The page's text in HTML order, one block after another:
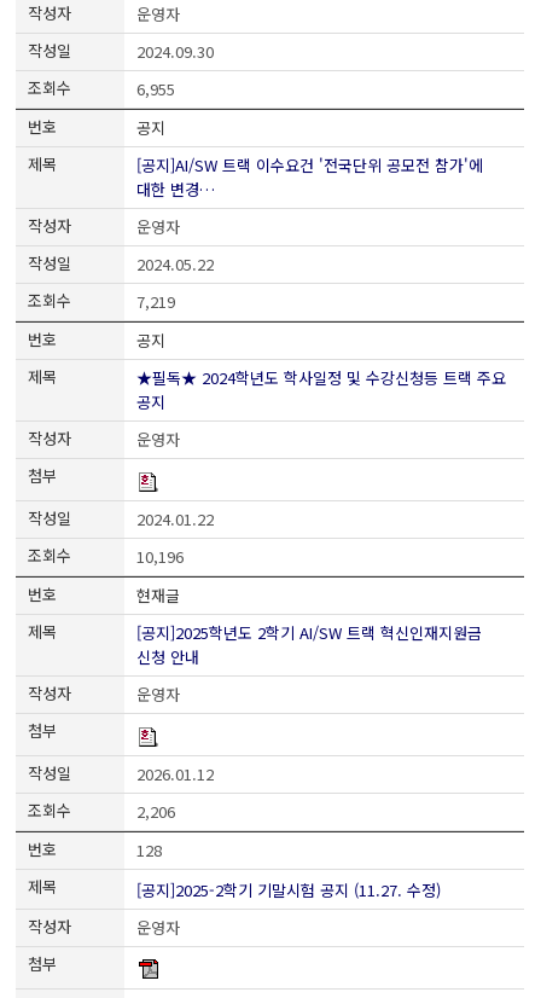
운영자
2024.09.30
6,955
공지
[공지]AI/SW 트랙 이수요건 '전국단위 공모전 참가'에
대한 변경…
운영자
2024.05.22
7,219
공지
★필독★ 2024학년도 학사일정 및 수강신청등 트랙 주요
공지
운영자
2024.01.22
10,196
현재글
[공지]2025학년도 2학기 AI/SW 트랙 혁신인재지원금
신청 안내
운영자
2026.01.12
2,206
128
[공지]2025-2학기 기말시험 공지 (11.27. 수정)
운영자